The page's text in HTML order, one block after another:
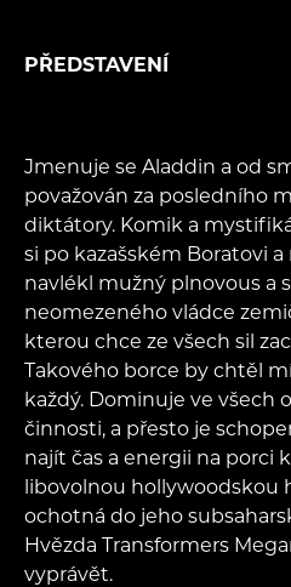
PŘEDSTAVENÍ
Jmenuje se Aladdin a od
považován za posledního
diktátory. Komik a
si po kazašském Boratovi
navlékl mužný plnovous a
neomezeného vládce
kterou chce ze všech sil
Takového borce by chtěl
každý. Dominuje ve všech
činnosti, a přesto je
najít čas a energii na porci
libovolnou hollywoodskou
ochotná do jeho
Hvězda Transformers
vyprávět.